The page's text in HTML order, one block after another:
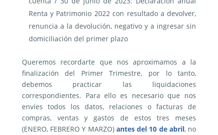
Renta y Patrimonio 2022 con resultado a devolver,
renuncia a la devolución, negativo y a ingresar sin
domiciliación del primer plazo
Queremos recordarte que nos aproximamos a la
finalización del Primer Trimestre, por lo tanto,
debemos practicar las liquidaciones
correspondientes. Para ello es necesario que nos
envíes todos los datos, relaciones o facturas de
compras, ventas y gastos de estos tres meses
(ENERO, FEBRERO Y MARZO) antes del 10 de abril, no